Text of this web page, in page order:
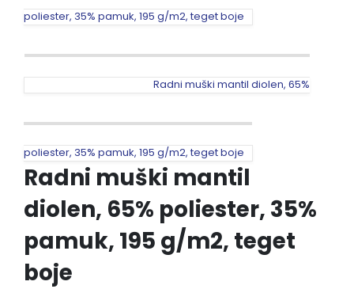
poliester, 35% pamuk, 195 g/m2, teget boje
Radni muški mantil diolen, 65%
poliester, 35% pamuk, 195 g/m2, teget boje
Radni muški mantil
diolen, 65% poliester, 35%
pamuk, 195 g/m2, teget
boje